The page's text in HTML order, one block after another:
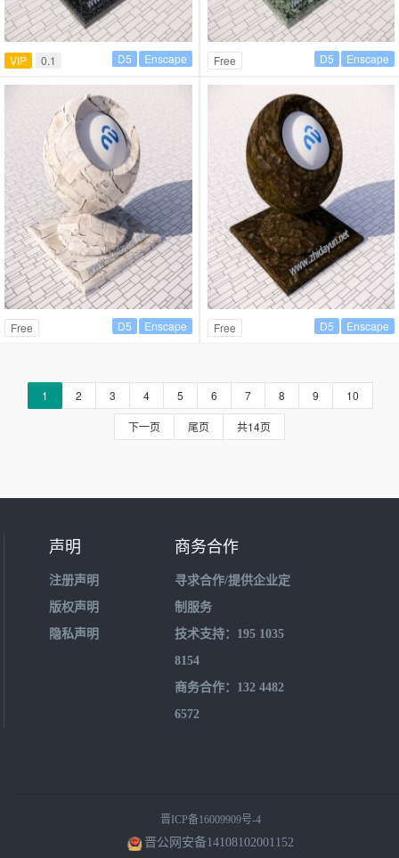
VIP 0.1 Enscape
D5 Free Enscape
D5
Free Enscape
D5 Free Enscape
D5
1 2 3 4 5 6 7 8 9 10
下一页 尾页 共14页
声明
注册声明
版权声明
隐私声明
商务合作
寻求合作/提供企业定
制服务
技术支持：195 1035
8154
商务合作：132 4482
6572
晋ICP备16009909号-4
晋公网安备14108102001152